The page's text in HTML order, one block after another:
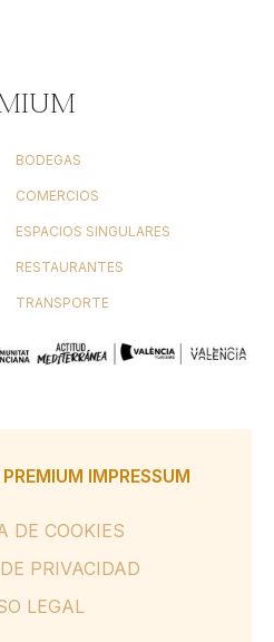
BODEGAS
COMERCIOS
ESPACIOS SINGULARES
RESTAURANTES
TRANSPORTE
IMPRESSUM
DE COOKIES
PRIVACIDAD
LEGAL